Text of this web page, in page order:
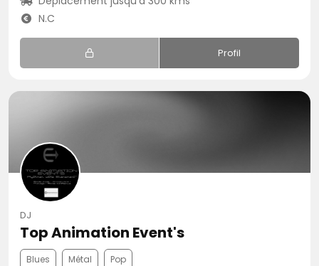
N.C
Profil
DJ
Top Animation Event's
Blues Métal Pop